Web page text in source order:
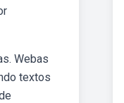
Webas
textos